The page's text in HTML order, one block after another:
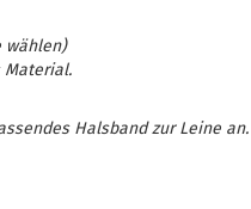
wählen)
Material.
Halsband zur Leine an.